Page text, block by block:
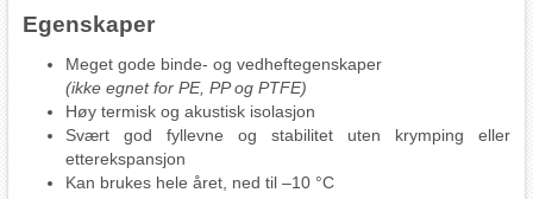
Egenskaper
Meget gode binde- og vedheftegenskaper
(ikke egnet for PE, PP og PTFE)
Høy termisk og akustisk isolasjon
Svært god fyllevne og stabilitet uten krymping eller
etterekspansjon
Kan brukes hele året, ned til –10 °C